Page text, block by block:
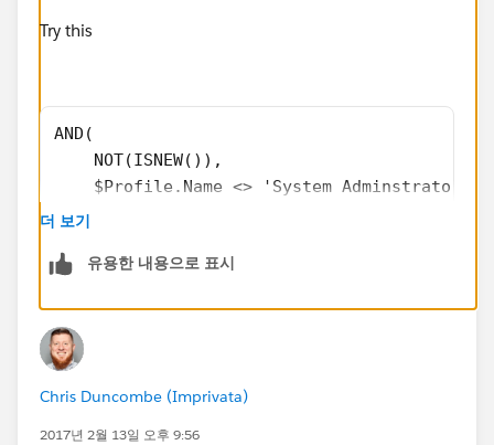
Try this
AND(
NOT(ISNEW()),
$Profile.Name <> 'System Adminstrator',
CASE(
"Closed Discontinued", 1,
0
) = 1
더 보기
유용한 내용으로 표시
Chris Duncombe (Imprivata)
2017년 2월 13일 오후 9:56